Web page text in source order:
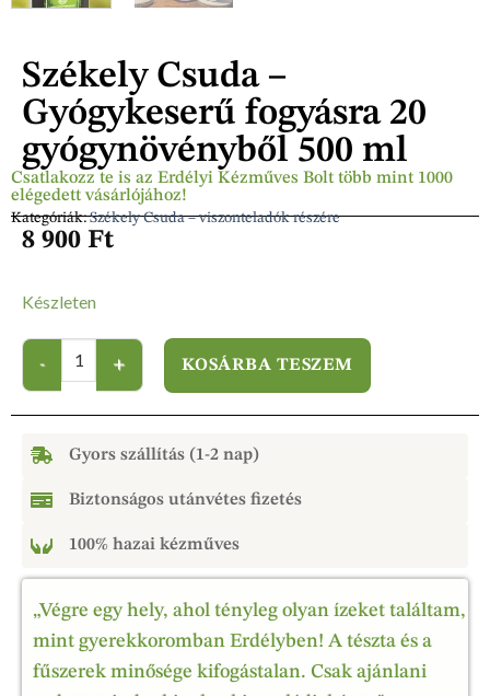
Csatlakozz te is az Erdélyi Kézműves Bolt több mint 1000
elégedett vásárlójához!
Kategóriák:Székely Csuda – viszonteladók részére
Székely Csuda –
Gyógykeserű fogyásra 20
gyógynövényből 500 ml
8 900 Ft
Készleten
KOSÁRBA TESZEM
Gyors szállítás (1-2 nap)
Biztonságos utánvétes fizetés
100% hazai kézműves
„Végre egy hely, ahol tényleg olyan ízeket találtam,
mint gyerekkoromban Erdélyben! A tészta és a
fűszerek minősége kifogástalan. Csak ajánlani